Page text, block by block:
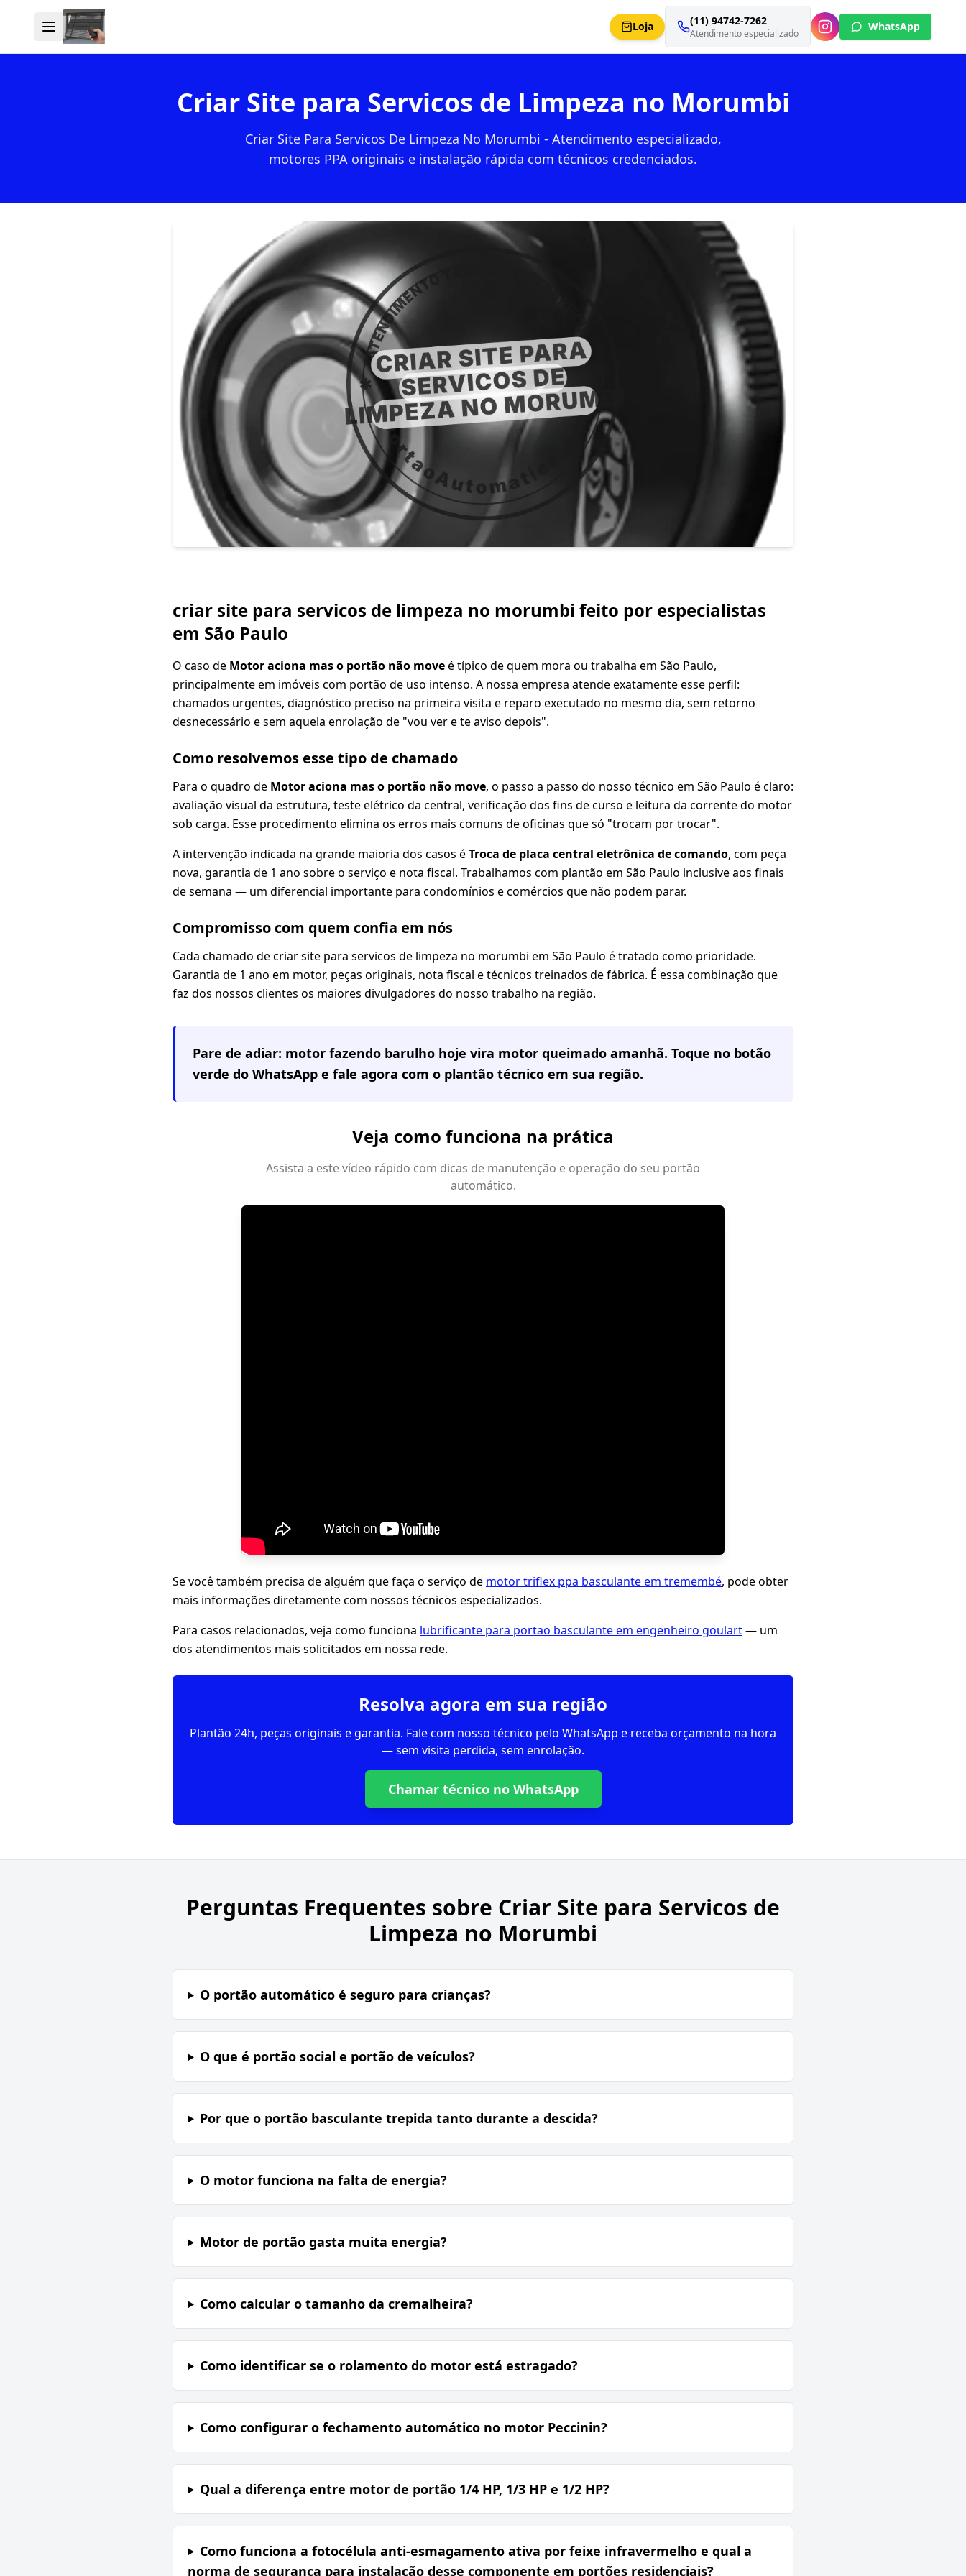
Loja (11) 94742-7262
Atendimento especializado
WhatsApp
Criar Site para Servicos de Limpeza no Morumbi
Criar Site Para Servicos De Limpeza No Morumbi - Atendimento especializado,
motores PPA originais e instalação rápida com técnicos credenciados.
criar site para servicos de limpeza no morumbi feito por especialistas
em São Paulo
O caso de Motor aciona mas o portão não moveé típico de quem mora ou trabalha em São Paulo,
principalmente em imóveis com portão de uso intenso. A nossa empresa atende exatamente esse perfil:
chamados urgentes, diagnóstico preciso na primeira visita e reparo executado no mesmo dia, sem retorno
desnecessário e sem aquela enrolação de "vou ver e te aviso depois".
Como resolvemos esse tipo de chamado
Para o quadro de Motor aciona mas o portão não move, o passo a passo do nosso técnico em São Paulo é claro:
avaliação visual da estrutura, teste elétrico da central, verificação dos fins de curso e leitura da corrente do motor
sob carga. Esse procedimento elimina os erros mais comuns de oficinas que só "trocam por trocar".
A intervenção indicada na grande maioria dos casos éTroca de placa central eletrônica de comando, com peça
nova, garantia de 1 ano sobre o serviço e nota fiscal. Trabalhamos com plantão em São Paulo inclusive aos finais
de semana — um diferencial importante para condomínios e comércios que não podem parar.
Compromisso com quem confia em nós
Cada chamado de criar site para servicos de limpeza no morumbi em São Paulo é tratado como prioridade.
Garantia de 1 ano em motor, peças originais, nota fiscal e técnicos treinados de fábrica. É essa combinação que
faz dos nossos clientes os maiores divulgadores do nosso trabalho na região.
Pare de adiar: motor fazendo barulho hoje vira motor queimado amanhã. Toque no botão
verde do WhatsApp e fale agora com o plantão técnico em sua região.
Veja como funciona na prática
Assista a este vídeo rápido com dicas de manutenção e operação do seu portão
automático.
Se você também precisa de alguém que faça o serviço de motor triflex ppa basculante em tremembé, pode obter
mais informações diretamente com nossos técnicos especializados.
Para casos relacionados, veja como funciona lubrificante para portao basculante em engenheiro goulart— um
dos atendimentos mais solicitados em nossa rede.
Resolva agora em sua região
Plantão 24h, peças originais e garantia. Fale com nosso técnico pelo WhatsApp e receba orçamento na hora
— sem visita perdida, sem enrolação.
Chamar técnico no WhatsApp
Perguntas Frequentes sobre Criar Site para Servicos de
Limpeza no Morumbi
O portão automático é seguro para crianças?
O que é portão social e portão de veículos?
Por que o portão basculante trepida tanto durante a descida?
O motor funciona na falta de energia?
Motor de portão gasta muita energia?
Como calcular o tamanho da cremalheira?
Como identificar se o rolamento do motor está estragado?
Como configurar o fechamento automático no motor Peccinin?
Qual a diferença entre motor de portão 1/4 HP, 1/3 HP e 1/2 HP?
Como funciona a fotocélula anti-esmagamento ativa por feixe infravermelho e qual a
norma de segurança para instalação desse componente em portões residenciais?